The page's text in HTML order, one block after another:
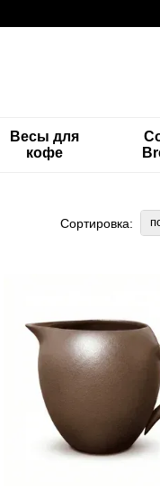
Весы для
кофе
Сортировка: